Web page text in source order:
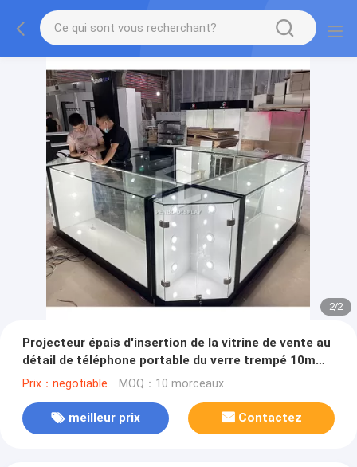
2/2
Projecteur épais d'insertion de la vitrine de vente au
détail de téléphone portable du verre trempé 10mm
6pcs
Prix：negotiable MOQ：10 morceaux
meilleur prix Contactez